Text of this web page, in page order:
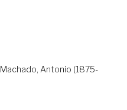
Machado, Antonio (1875-